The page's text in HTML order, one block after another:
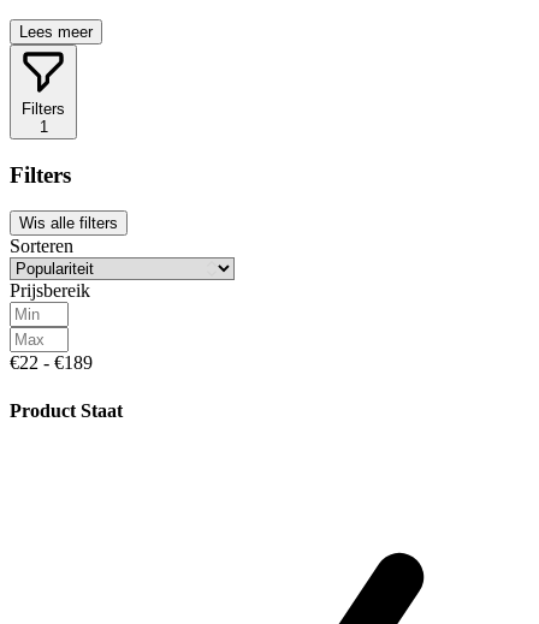
Lees meer
Filters
1
Filters
Wis alle filters
Sorteren
Prijsbereik
€22 - €189
Product Staat